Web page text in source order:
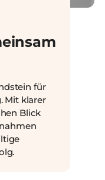
für
Mit klarer
Blick